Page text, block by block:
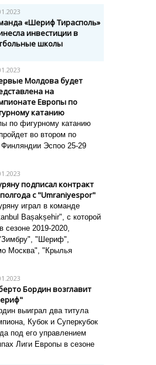
«Шериф Тирасполь»
инвестиции в
школы
Молдова будет
на
Европы по
катанию
по фигурному катанию
во втором по
Финляндии Эспоо 25-29
подписал контракт
с "Umraniyespor"
играл в команде
Bașakșehir", с которой
сезоне 2019-2020,
"Шериф",
Москва", "Крылья
Бордин возглавит
выиграл два титула
Кубок и Суперкубок
под его управлением
Лиги Европы в сезоне